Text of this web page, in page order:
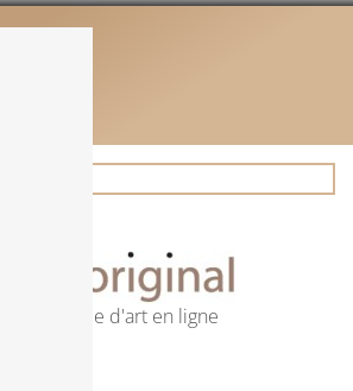
librairie d'art en ligne